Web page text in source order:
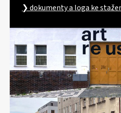
❯ dokumenty a loga ke